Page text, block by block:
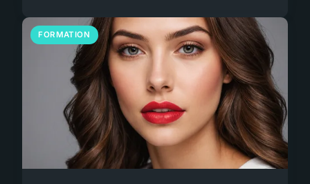
FORMATION